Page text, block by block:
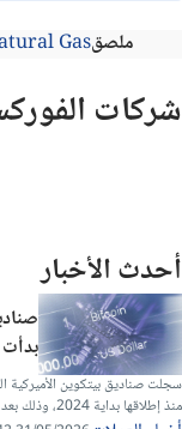
ملصقGas
شركات
أحدث الأخبار
منذ إطلاقها بداية 2024، وذلك بعد أن سحب المستثمرون نحو.